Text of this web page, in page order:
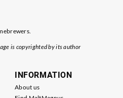
is copyrighted by its author
INFORMATION
About us